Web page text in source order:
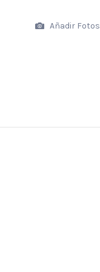
Añadir Fotos